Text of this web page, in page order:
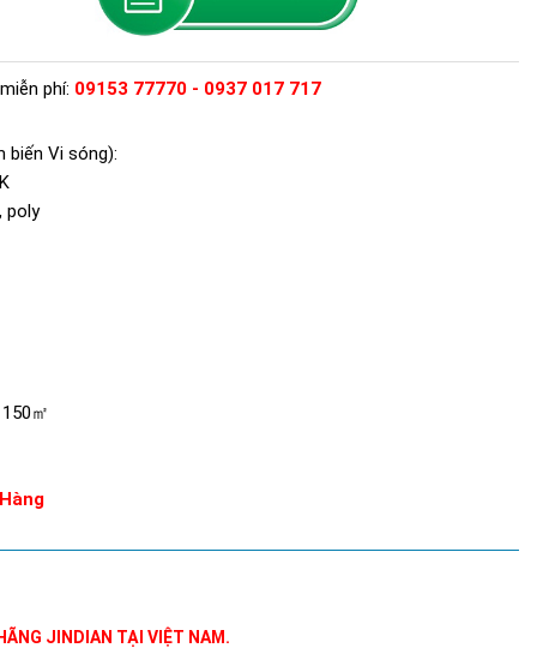
phí: 09153 77770 - 0937 017 717
biến Vi sóng):
poly
㎡
JINDIAN TẠI VIỆT NAM.